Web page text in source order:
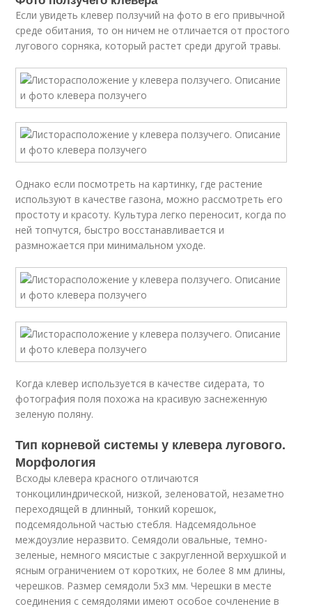
Если увидеть клевер ползучий на фото в его привычной
среде обитания, то он ничем не отличается от простого
лугового сорняка, который растет среди другой травы.
Однако если посмотреть на картинку, где растение
используют в качестве газона, можно рассмотреть его
простоту и красоту. Культура легко переносит, когда по
ней топчутся, быстро восстанавливается и
размножается при минимальном уходе.
Когда клевер используется в качестве сидерата, то
фотография поля похожа на красивую заснеженную
зеленую поляну.
Тип корневой системы у клевера лугового.
Морфология
Всходы клевера красного отличаются
тонкоцилиндрической, низкой, зеленоватой, незаметно
переходящей в длинный, тонкий корешок,
подсемядольной частью стебля. Надсемядольное
междоузлие неразвито. Семядоли овальные, темно-
зеленые, немного мясистые с закругленной верхушкой и
ясным ограничением от коротких, не более 8 мм длины,
черешков. Размер семядоли 5х3 мм. Черешки в месте
соединения с семядолями имеют особое сочленение в